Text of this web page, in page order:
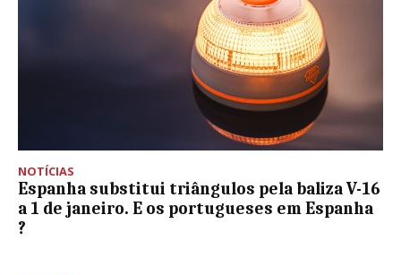
NOTÍCIAS
Espanha substitui triângulos pela baliza V-16
a 1 de janeiro. E os portugueses em Espanha
?